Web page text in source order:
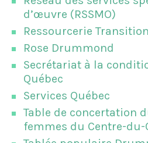
d’œuvre (RSSMO)
Ressourcerie Transition
Rose Drummond
Secrétariat à la
Québec
Services Québec
Table de concertation
femmes du Centre-du-